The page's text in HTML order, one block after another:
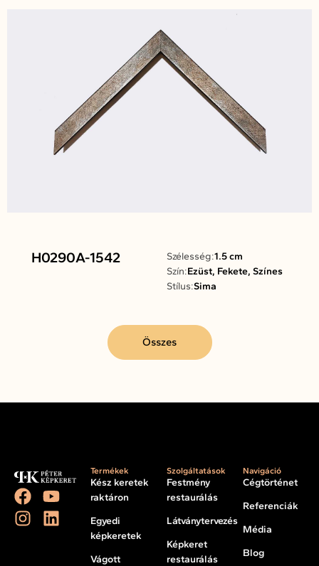
H0290A-1542 Szélesség:1.5 cm
Szín:Ezüst, Fekete, Színes
Stílus:Sima
Összes
Termékek
Kész keretek
raktáron
Egyedi
képkeretek
Vágott
Szolgáltatások
Festmény
restaurálás
Látványtervezés
Képkeret
restaurálás
Navigáció
Cégtörténet
Referenciák
Média
Blog